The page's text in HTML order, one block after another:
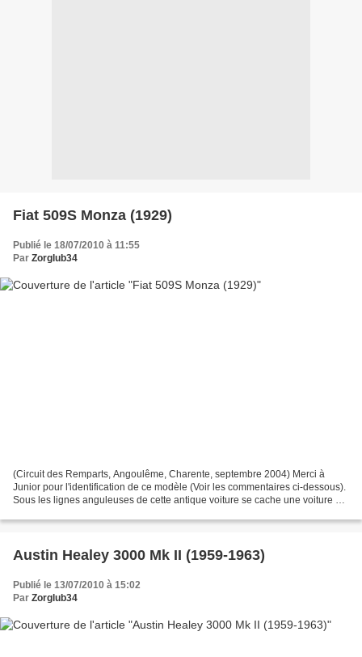
Fiat 509S Monza (1929)
Publié le 18/07/2010 à 11:55
Par Zorglub34
(Circuit des Remparts, Angoulême, Charente, septembre 2004) Merci à
Junior pour l'identification de ce modèle (Voir les commentaires ci-dessous).
Sous les lignes anguleuses de cette antique voiture se cache une voiture qui
Austin Healey 3000 Mk II (1959-1963)
Publié le 13/07/2010 à 15:02
Par Zorglub34